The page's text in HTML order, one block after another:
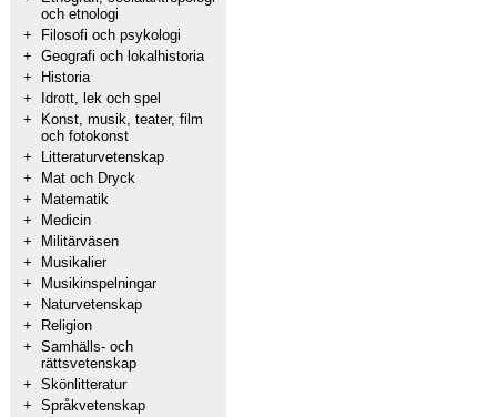
och etnologi
+
Filosofi och psykologi
+ Geografi och lokalhistoria
+
Historia
+
Idrott, lek och spel
+
Konst, musik, teater, film
och fotokonst
+
Litteraturvetenskap
+
Mat och Dryck
+
Matematik
+
Medicin
+
Militärväsen
+
Musikalier
+
Musikinspelningar
+
Naturvetenskap
+
Religion
+ Samhälls- och
rättsvetenskap
+ Skönlitteratur
+ Språkvetenskap